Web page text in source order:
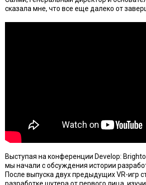
сказала мне, что все еще далеко от
Выступая на конференции Develop:
мы начали с обсуждения истории
После выпуска двух предыдущих VR-игр
разработке шутера от первого лица,